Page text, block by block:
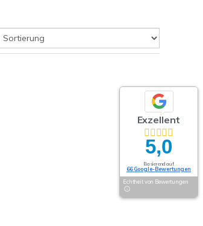
Exzellent
5,0
Basierend auf
66 Google-Bewertungen
Echtheit von Bewertungen